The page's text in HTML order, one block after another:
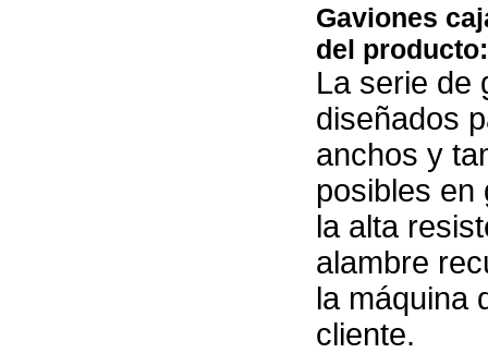
Gaviones
del producto:
La serie de
diseñados
anchos y
posibles en
la alta
alambre
la máquina
cliente.